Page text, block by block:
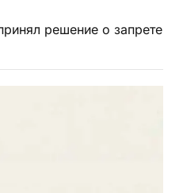
решение о запрете